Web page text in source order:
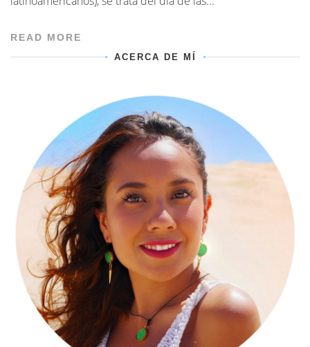
READ MORE
ACERCA DE MÍ